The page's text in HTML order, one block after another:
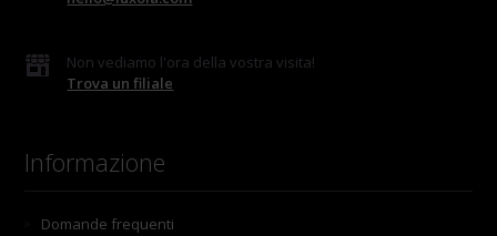
Non vediamo l'ora della vostra visita!
Trova un filiale
Informazione
Domande frequenti